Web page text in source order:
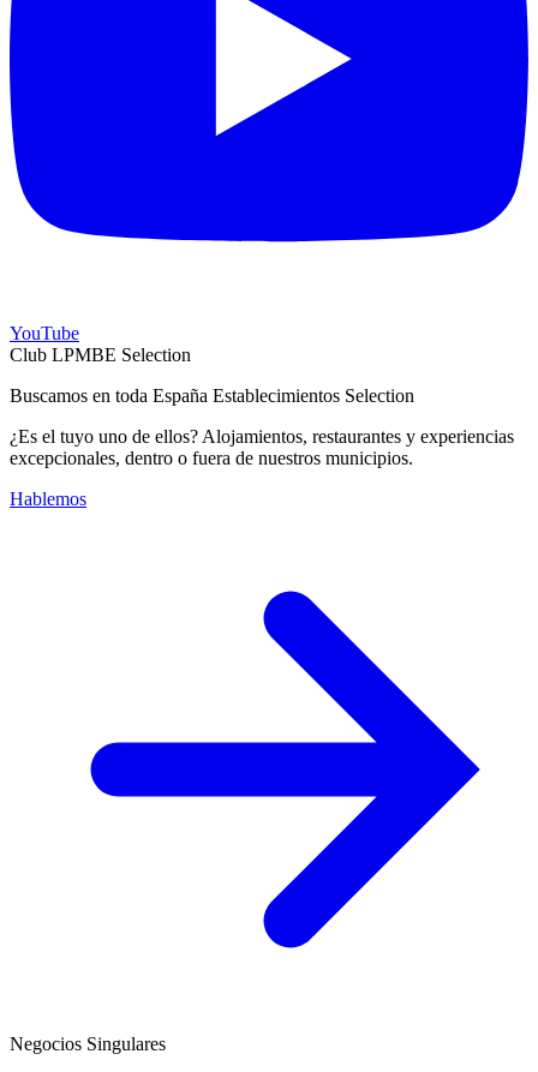
YouTube
Club LPMBE Selection
Buscamos en toda España Establecimientos Selection
¿Es el tuyo uno de ellos? Alojamientos, restaurantes y experiencias
excepcionales, dentro o fuera de nuestros municipios.
Hablemos
Negocios Singulares